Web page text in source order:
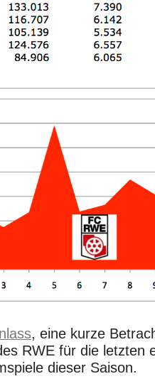
, eine kurze
RWE für die letzten
dieser Saison.